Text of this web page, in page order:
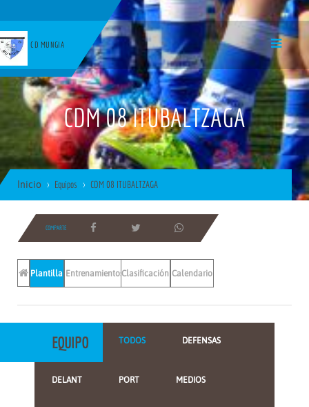
CD MUNGIA
CDM 08 ITUBALTZAGA
Inicio Equipos CDM 08 ITUBALTZAGA
COMPARTE
Plantilla EntrenamientosClasificación Calendario
EQUIPO TODOS DEFENSAS
DELANT PORT MEDIOS